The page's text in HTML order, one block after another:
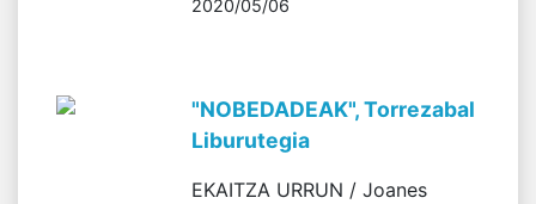
2020/05/06
"NOBEDADEAK", Torrezabal
Liburutegia
EKAITZA URRUN / Joanes